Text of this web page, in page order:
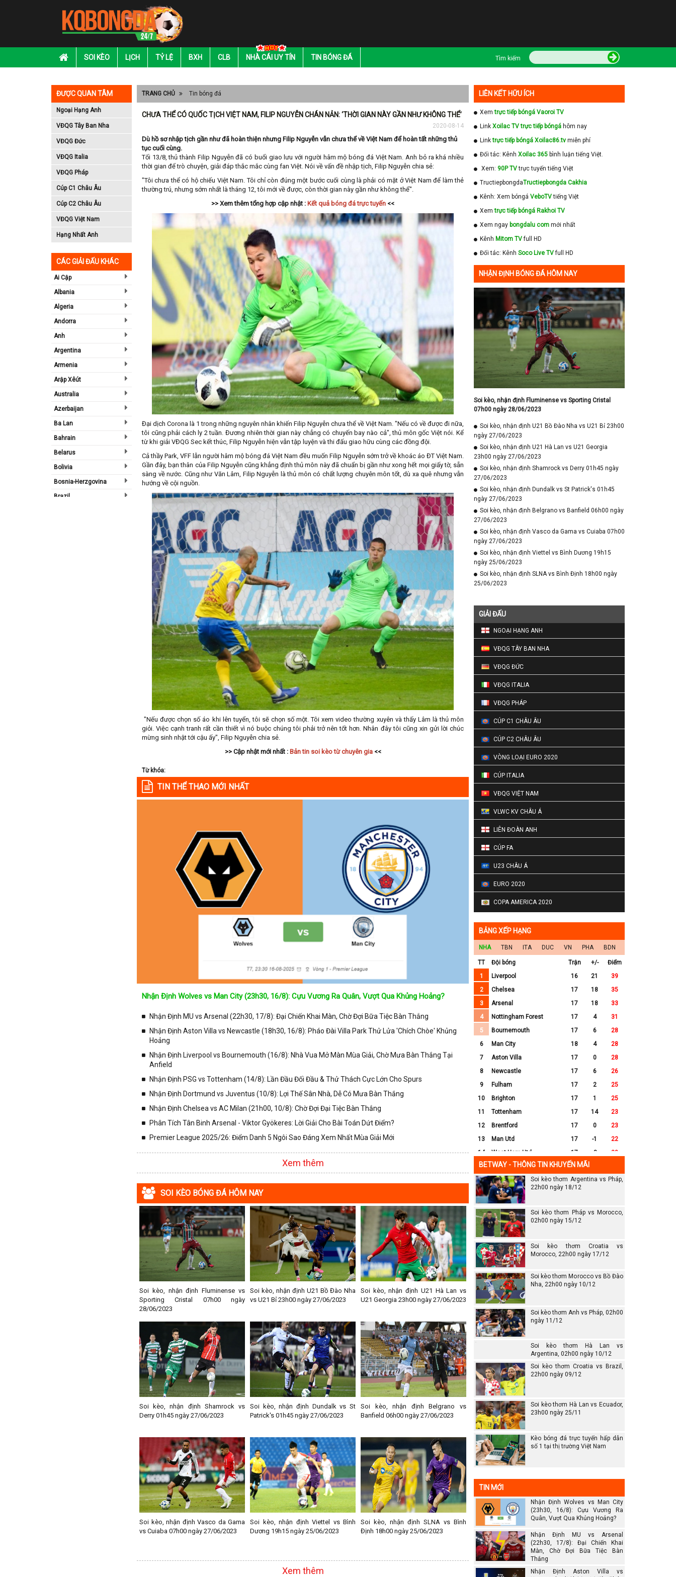
SOI KÈO LỊCH TỶ LỆ BXH CLB NHÀ CÁI UY TÍN TIN BÓNG ĐÁ Tìm kiếm
ĐƯỢC QUAN TÂM
Ngoại Hạng Anh
VĐQG Tây Ban Nha
VĐQG Đức
VĐQG Italia
VĐQG Pháp
Cúp C1 Châu Âu
Cúp C2 Châu Âu
VĐQG Việt Nam
Hạng Nhất Anh
CÁC GIẢI ĐẤU KHÁC
Ai Cập
Albania
Algeria
Andorra
Anh
Argentina
Armenia
Arập Xêút
Australia
Azerbaijan
Ba Lan
Bahrain
Belarus
Bolivia
Bosnia-Herzgovina
Brazil
TRANG CHỦ Tin bóng đá
CHƯA THỂ CÓ QUỐC TỊCH VIỆT NAM, FILIP NGUYỄN CHÁN NẢN: ‘THỜI GIAN NÀY GẦN NHƯ KHÔNG THỂ’
2020-08-14
Dù hồ sơ nhập tịch gần như đã hoàn thiện nhưng Filip Nguyễn vẫn chưa thể về Việt Nam để hoàn tất những thủ
tục cuối cùng.
Tối 13/8, thủ thành Filip Nguyễn đã có buổi giao lưu với người hâm mộ bóng đá Việt Nam. Anh bỏ ra khá nhiều
thời gian để trò chuyện, giải đáp thắc mắc cùng fan Việt. Nói về vấn đề nhập tịch, Filip Nguyễn chia sẻ:
"Tôi chưa thể có hộ chiếu Việt Nam. Tôi chỉ còn đúng một bước cuối cùng là phải có mặt ở Việt Nam để làm thẻ
thường trú, nhưng sớm nhất là tháng 12, tôi mới về được, còn thời gian này gần như không thể".
>> Xem thêm tổng hợp cập nhật : Kết quả bóng đá trực tuyến <<
Đại dịch Corona là 1 trong những nguyên nhân khiến Filip Nguyễn chưa thể về Việt Nam. "Nếu có về được đi nữa,
tôi cũng phải cách ly 2 tuần. Đương nhiên thời gian này chẳng có chuyến bay nào cả", thủ môn gốc Việt nói. Kể
từ khi giải VĐQG Sec kết thúc, Filip Nguyễn hiện vẫn tập luyện và thi đấu giao hữu cùng các đồng đội.
Cả thầy Park, VFF lẫn người hâm mộ bóng đá Việt Nam đều muốn Filip Nguyễn sớm trở về khoác áo ĐT Việt Nam.
Gần đây, bạn thân của Filip Nguyễn cũng khẳng định thủ môn này đã chuẩn bị gần như xong hết mọi giấy tờ, sẵn
sàng về nước. Cũng như Văn Lâm, Filip Nguyễn là thủ môn có chất lượng chuyên môn tốt, dù xa quê nhưng vẫn
hướng về cội nguồn.
"Nếu được chọn số áo khi lên tuyển, tôi sẽ chọn số một. Tôi xem video thường xuyên và thấy Lâm là thủ môn
giỏi. Việc cạnh tranh rất cần thiết vì nó buộc chúng tôi phải trở nên tốt hơn. Nhân đây tôi cũng xin gửi lời chúc
mừng sinh nhật tới cậu ấy", Filip Nguyễn chia sẻ.
>> Cập nhật mới nhất : Bản tin soi kèo từ chuyên gia<<
Từ khóa:
TIN THỂ THAO MỚI NHẤT
Nhận Định Wolves vs Man City (23h30, 16/8): Cựu Vương Ra Quân, Vượt Qua Khủng Hoảng?
Nhận Định MU vs Arsenal (22h30, 17/8): Đại Chiến Khai Màn, Chờ Đợi Bữa Tiệc Bàn Thắng
Nhận Định Aston Villa vs Newcastle (18h30, 16/8): Pháo Đài Villa Park Thử Lửa 'Chích Chòe' Khủng
Hoảng
Nhận Định Liverpool vs Bournemouth (16/8): Nhà Vua Mở Màn Mùa Giải, Chờ Mưa Bàn Thắng Tại
Anfield
Nhận Định PSG vs Tottenham (14/8): Lần Đầu Đối Đầu & Thử Thách Cực Lớn Cho Spurs
Nhận Định Dortmund vs Juventus (10/8): Lợi Thế Sân Nhà, Dễ Có Mưa Bàn Thắng
Nhận Định Chelsea vs AC Milan (21h00, 10/8): Chờ Đợi Đại Tiệc Bàn Thắng
Phân Tích Tân Binh Arsenal - Viktor Gyökeres: Lời Giải Cho Bài Toán Dứt Điểm?
Premier League 2025/26: Điểm Danh 5 Ngôi Sao Đáng Xem Nhất Mùa Giải Mới
Xem thêm
SOI KÈO BÓNG ĐÁ HÔM NAY
Soi kèo, nhận định Fluminense vs
Sporting Cristal 07h00 ngày
28/06/2023
Soi kèo, nhận định U21 Bồ Đào Nha
vs U21 Bỉ 23h00 ngày 27/06/2023
Soi kèo, nhận định U21 Hà Lan vs
U21 Georgia 23h00 ngày 27/06/2023
Soi kèo, nhận định Shamrock vs
Derry 01h45 ngày 27/06/2023
Soi kèo, nhận định Dundalk vs St
Patrick's 01h45 ngày 27/06/2023
Soi kèo, nhận định Belgrano vs
Banfield 06h00 ngày 27/06/2023
Soi kèo, nhận định Vasco da Gama
vs Cuiaba 07h00 ngày 27/06/2023
Soi kèo, nhận định Viettel vs Bình
Dương 19h15 ngày 25/06/2023
Soi kèo, nhận định SLNA vs Bình
Định 18h00 ngày 25/06/2023
Xem thêm
LIÊN KẾT HỮU ÍCH
Xemtrực tiếp bóngá Vaoroi TV
Link Xoilac TV trực tiếp bóngá hôm nay
Linktrực tiếp bóngá Xoilac86.tv miễn phí
Đối tác: Kênh Xoilac 365 bình luận tiếng Việt.
Xem: 90P TVtrực tuyến tiếng Việt
TructiepbongdaTructiepbongda Cakhia
Kênh: Xem bóngá VeboTVtiếng Việt
Xemtrực tiếp bóngá Rakhoi TV
Xem ngay bongdalu com mới nhất
Kênh Mitom TVfull HD
Đối tác: Kênh Soco Live TVfull HD
NHẬN ĐỊNH BÓNG ĐÁ HÔM NAY
Soi kèo, nhận định Fluminense vs Sporting Cristal
07h00 ngày 28/06/2023
Soi kèo, nhận định U21 Bồ Đào Nha vs U21 Bỉ 23h00
ngày 27/06/2023
Soi kèo, nhận định U21 Hà Lan vs U21 Georgia
23h00 ngày 27/06/2023
Soi kèo, nhận định Shamrock vs Derry 01h45 ngày
27/06/2023
Soi kèo, nhận định Dundalk vs St Patrick's 01h45
ngày 27/06/2023
Soi kèo, nhận định Belgrano vs Banfield 06h00 ngày
27/06/2023
Soi kèo, nhận định Vasco da Gama vs Cuiaba 07h00
ngày 27/06/2023
Soi kèo, nhận định Viettel vs Bình Dương 19h15
ngày 25/06/2023
Soi kèo, nhận định SLNA vs Bình Định 18h00 ngày
25/06/2023
GIẢI ĐẤU
NGOẠI HẠNG ANH
VĐQG TÂY BAN NHA
VĐQG ĐỨC
VĐQG ITALIA
VĐQG PHÁP
CÚP C1 CHÂU ÂU
CÚP C2 CHÂU ÂU
VÒNG LOẠI EURO 2020
CÚP ITALIA
VĐQG VIỆT NAM
VLWC KV CHÂU Á
LIÊN ĐOÀN ANH
CÚP FA
U23 CHÂU Á
EURO 2020
COPA AMERICA 2020
BẢNG XẾP HẠNG
NHA TBN ITA DUC VN PHA BDN
TT Đội bóng Trận +/-
Điểm
1
Liverpool 16 21
39
2
Chelsea 17 18
35
3
Arsenal 17 18
33
4
Nottingham Forest 17 4
31
5
Bournemouth 17 6
28
6
Man City 18 4
28
7
Aston Villa 17 0
28
8
Newcastle 17 6
26
9
Fulham 17 2
25
10
Brighton 17 1
25
11
Tottenham 17 14
23
12
Brentford 17 0
23
13
Man Utd 17 -1
22
14
West Ham Utd 17 -8
20
15
Everton 17
16
Crystal Palace 17 -8
16
17
Leicester City
18
Ipswich
19
Wolves 17
20
Southampton
BETWAY - THÔNG TIN KHUYẾN MÃI
Soi kèo thơm Argentina vs Pháp,
22h00 ngày 18/12
Soi kèo thơm Pháp vs Morocco,
02h00 ngày 15/12
Soi kèo thơm Croatia vs
Morocco, 22h00 ngày 17/12
Soi kèo thơm Morocco vs Bồ Đào
Nha, 22h00 ngày 10/12
Soi kèo thơm Anh vs Pháp, 02h00
ngày 11/12
Soi kèo thơm Hà Lan vs
Argentina, 02h00 ngày 10/12
Soi kèo thơm Croatia vs Brazil,
22h00 ngày 09/12
Soi kèo thơm Hà Lan vs Ecuador,
23h00 ngày 25/11
Kèo bóng đá trực tuyến hấp dẫn
số 1 tại thị trường Việt Nam
TIN MỚI
Nhận Định Wolves vs Man City
(23h30, 16/8): Cựu Vương Ra
Quân, Vượt Qua Khủng Hoảng?
Nhận Định MU vs Arsenal
(22h30, 17/8): Đại Chiến Khai
Màn, Chờ Đợi Bữa Tiệc Bàn
Thắng
Nhận Định Aston Villa vs